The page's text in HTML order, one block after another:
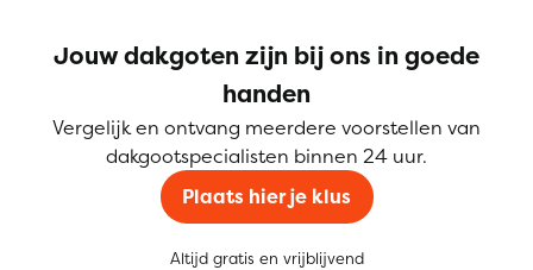
Jouw dakgoten zijn bij ons in goede
handen
Vergelijk en ontvang meerdere voorstellen van
dakgootspecialisten binnen 24 uur.
Plaats hier je klus
Altijd gratis en vrijblijvend